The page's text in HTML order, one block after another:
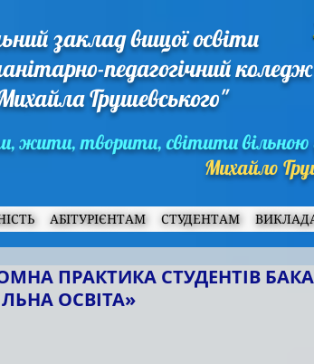
заклад вищої освіти
педагогічний коледж
Грушевського"
жити, творити, світити
Михайло
АБІТУРІЄНТАМ СТУДЕНТАМ
ПРАКТИКА СТУДЕНТІВ
ОСВІТА»